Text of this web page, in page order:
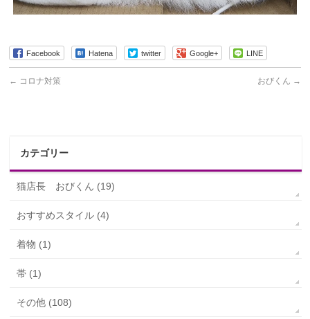
Facebook Hatena twitter Google+ LINE
← コロナ対策 おびくん →
カテゴリー
猫店長 おびくん (19)
おすすめスタイル (4)
着物 (1)
帯 (1)
その他 (108)